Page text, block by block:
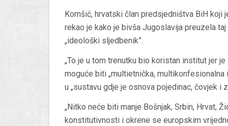
Komšić, hrvatski član predsjedništva BiH
rekao je kako je bivša Jugoslavija preuzela
„ideološki sljedbenik”.
„To je u tom trenutku bio koristan institut jer
moguće biti „multietnička,
u „sustavu gdje je osnova pojedinac, čovjek i
„Nitko neće biti manje Bošnjak, Srbin, Hrvat,
konstitutivnosti i okrene se europskim